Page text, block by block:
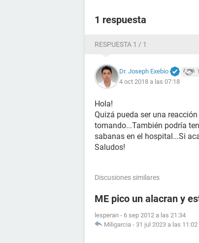
1 respuesta
RESPUESTA 1 / 1
Dr. Joseph Exebio
4 oct 2018 a las 07:18
Hola!
Quizá pueda ser una
tomando...También podría
sabanas en el hospital...Si
Saludos!
Discusiones similares
ME pico un alacran y
lesperan - 6 sep 2012 a las 21:34
Miligarcia - 31 jul 2023 a las 11:02